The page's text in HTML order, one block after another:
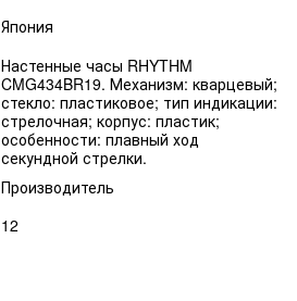
Япония
Настенные часы RHYTHM
CMG434BR19. Механизм: кварцевый;
стекло: пластиковое; тип индикации:
стрелочная; корпус: пластик;
особенности: плавный ход
секундной стрелки.
Производитель
12